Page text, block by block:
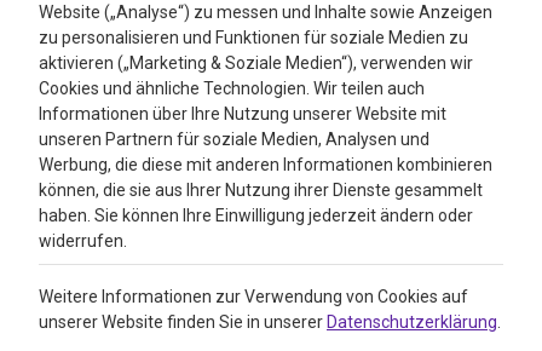
Bewertungen
4.3
Google Reviews
Website („Analyse“) zu messen und Inhalte sowie Anzeigen
zu personalisieren und Funktionen für soziale Medien zu
aktivieren („Marketing & Soziale Medien“), verwenden wir
Cookies und ähnliche Technologien. Wir teilen auch
Informationen über Ihre Nutzung unserer Website mit
unseren Partnern für soziale Medien, Analysen und
Werbung, die diese mit anderen Informationen kombinieren
können, die sie aus Ihrer Nutzung ihrer Dienste gesammelt
haben. Sie können Ihre Einwilligung jederzeit ändern oder
widerrufen.
Weitere Informationen zur Verwendung von Cookies auf
unserer Website finden Sie in unserer Datenschutzerklärung